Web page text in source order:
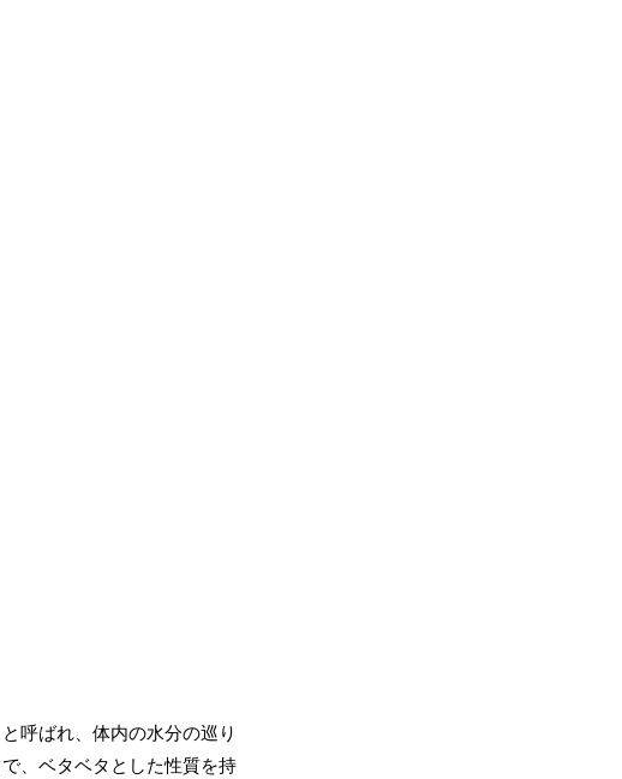
呼ばれ、体内の水分の巡り
、ベタベタとした性質を持